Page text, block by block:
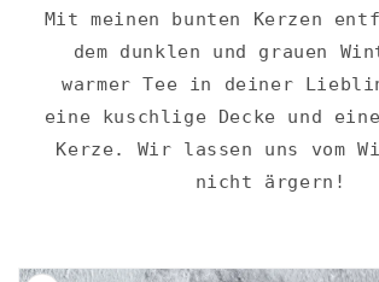
Mit meinen bunten Kerzen
dem dunklen und grauen
warmer Tee in deiner
eine kuschlige Decke und
Kerze. Wir lassen uns vom
nicht ärgern!